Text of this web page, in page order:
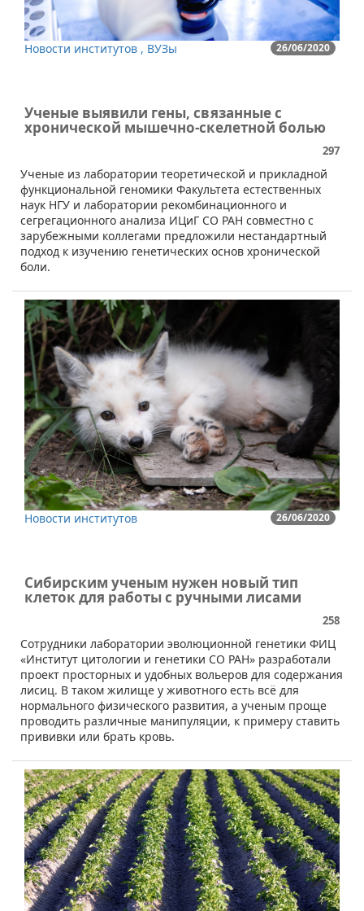
26/06/2020
Новости институтов , ВУЗы
Ученые выявили гены, связанные с
хронической мышечно-скелетной болью
297
​Ученые из лаборатории теоретической и прикладной
функциональной геномики Факультета естественных
наук НГУ и лаборатории рекомбинационного и
сегрегационного анализа ИЦиГ СО РАН совместно с
зарубежными коллегами предложили нестандартный
подход к изучению генетических основ хронической
боли.
26/06/2020
Новости институтов
Сибирским ученым нужен новый тип
клеток для работы с ручными лисами
258
Сотрудники лаборатории эволюционной генетики ФИЦ
«Институт цитологии и генетики СО РАН» разработали
проект просторных и удобных вольеров для содержания
лисиц. В таком жилище у животного есть всё для
нормального физического развития, а ученым проще
проводить различные манипуляции, к примеру ставить
прививки или брать кровь.